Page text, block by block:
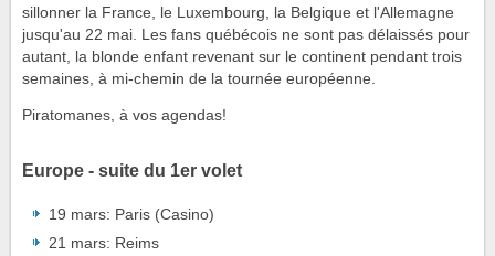
sillonner la France, le Luxembourg, la Belgique et l'Allemagne
jusqu'au 22 mai. Les fans québécois ne sont pas délaissés pour
autant, la blonde enfant revenant sur le continent pendant trois
semaines, à mi-chemin de la tournée européenne.
Piratomanes, à vos agendas!
Europe - suite du 1er volet
19 mars: Paris (Casino)
21 mars: Reims